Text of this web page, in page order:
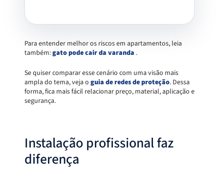
Para entender melhor os riscos em apartamentos, leia
também:gato pode cair da varanda .
Se quiser comparar esse cenário com uma visão mais
ampla do tema, veja o guia de redes de proteção. Dessa
forma, fica mais fácil relacionar preço, material, aplicação e
segurança.
Instalação profissional faz
diferença